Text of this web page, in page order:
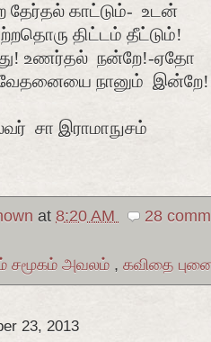
தேர்தல் காட்டும்- உடன்
திட்டம் தீட்டும்!
உணர்தல் நன்றே!-ஏதோ
நானும் இன்றே!
at 8:20 AM 28
சமூகம் அவலம் , கவிதை
23, 2013